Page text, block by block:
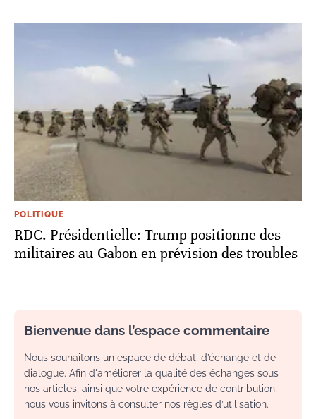
POLITIQUE
RDC. Présidentielle: Trump positionne des
militaires au Gabon en prévision des troubles
Bienvenue dans l’espace commentaire
Nous souhaitons un espace de débat, d’échange et de
dialogue. Afin d'améliorer la qualité des échanges sous
nos articles, ainsi que votre expérience de contribution,
nous vous invitons à consulter nos règles d’utilisation.